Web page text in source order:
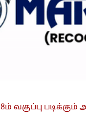
8ம் வகுப்பு